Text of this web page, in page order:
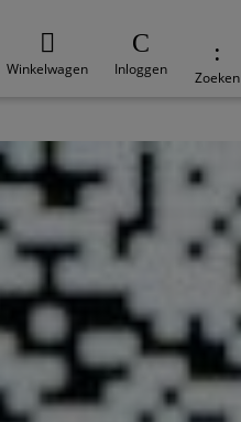
Winkelwagen Inloggen Zoeken